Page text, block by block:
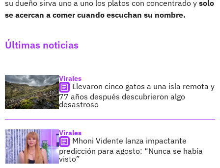
su dueño sirva uno a uno los platos con concentrado y solo
se acercan a comer cuando escuchan su nombre.
Últimas noticias
Virales
Llevaron cinco gatos a una isla remota y
77 años después descubrieron algo
desastroso
Virales
Mhoni Vidente lanza impactante
predicción para agosto: “Nunca se había
visto”